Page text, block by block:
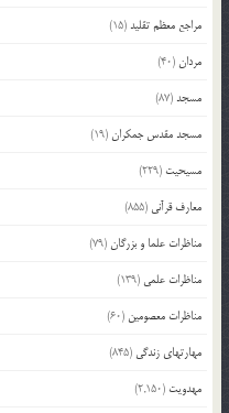
مراجع معظم تقلید(15)
مردان(40)
مسجد(87)
مسجد مقدس جمکران(19)
مسیحیت (229)
معارف قرآنی (855)
مناظرات علما و بزرگان(79)
مناظرات علمی (139)
مناظرات معصومین (60)
مهارتهای زندگی (845)
مهدویت (2,150)